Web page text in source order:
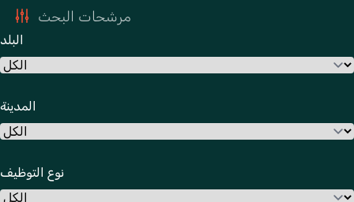
مرشحات البحث
البلد
المدينة
نوع التوظيف